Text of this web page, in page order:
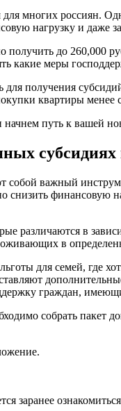
многих россиян.
нагрузку и даже
до 260,000
какие меры
получения
квартиры
путь к вашей
собой важный
финансовую
различаются в
в
для семей, где
граждан,
собрать пакет
заранее